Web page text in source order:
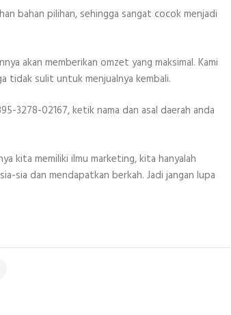
bahan pilihan, sehingga sangat cocok menjadi
akan memberikan omzet yang maksimal. Kami
tidak sulit untuk menjualnya kembali.
3278-02167, ketik nama dan asal daerah anda
kita memiliki ilmu marketing, kita hanyalah
sia dan mendapatkan berkah. Jadi jangan lupa